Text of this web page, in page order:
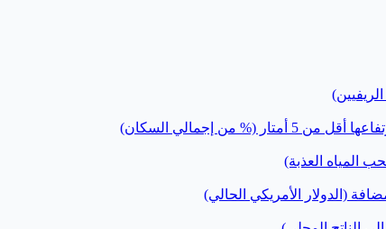
من إجمالي السكان)
المياه العذبة)
(الدولار الأمريكي الحالي)